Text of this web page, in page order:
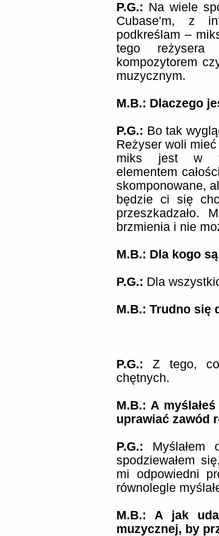
P.G.: Na wiele
Cubase'm, z
podkreślam –
tego
kompozytorem
muzycznym.
M.B.: Dlaczego
P.G.: Bo tak
Reżyser woli
miks jest w
elementem
skomponowane,
będzie ci się
przeszkadzało.
brzmienia i nie
M.B.: Dla kogo
P.G.: Dla
M.B.: Trudno się
P.G.: Z tego,
chętnych.
M.B.: A
uprawiać zawód
P.G.:
spodziewałem
mi odpowiedni
równolegle
M.B.: A jak
muzycznej, by